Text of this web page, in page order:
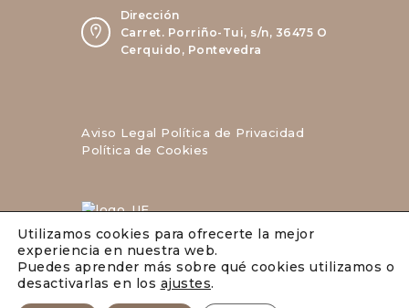
Dirección
Carret. Porriño-Tui, s/n, 36475 O
Cerquido, Pontevedra
Aviso Legal Política de Privacidad
Política de Cookies
Utilizamos cookies para ofrecerte la mejor
experiencia en nuestra web.
Puedes aprender más sobre qué cookies utilizamos o
desactivarlas en los ajustes.